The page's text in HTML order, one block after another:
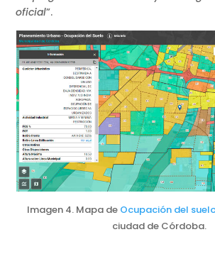
oficial”.
Imagen 4. Mapa de Ocupación del
ciudad de Córdoba.